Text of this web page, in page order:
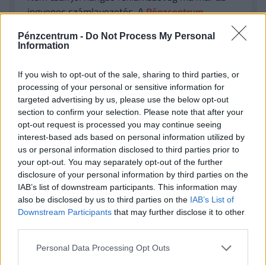
Pénzcentrum - Do Not Process My Personal
Information
If you wish to opt-out of the sale, sharing to third parties, or
processing of your personal or sensitive information for
targeted advertising by us, please use the below opt-out
section to confirm your selection. Please note that after your
opt-out request is processed you may continue seeing
interest-based ads based on personal information utilized by
us or personal information disclosed to third parties prior to
your opt-out. You may separately opt-out of the further
disclosure of your personal information by third parties on the
IAB’s list of downstream participants. This information may
also be disclosed by us to third parties on the IAB’s List of
Downstream Participants that may further disclose it to other
Personal Data Processing Opt Outs
ingyenes számlavezetés. APénzcentrum
olyan konstrukciót is találhatunk, amelyek
szolgáltatások is ingyeneseklehetnek. Nemrég
három pénzintézet is komoly akciókat hirdetett,
ígyjelenleg a CIB Bank, a Raiffeisen Bank,
valamint az UniCredit Bank konstrukcióival is
tízezreket spórolhatnak az ügyfelek. Nézz szét
a friss számlacsomagok között, ésválts
pénzintézetet percek alattaz otthonodból. (x)
Milyen a magyar vállalkozói környezet ma,
vállalkozói szemmel?